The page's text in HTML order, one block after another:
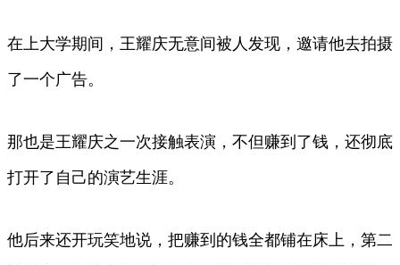
在上大学期间，王耀庆无意间被人发现，邀请他去拍摄
了一个广告。
那也是王耀庆之一次接触表演，不但赚到了钱，还彻底
打开了自己的演艺生涯。
他后来还开玩笑地说，把赚到的钱全都铺在床上，第二